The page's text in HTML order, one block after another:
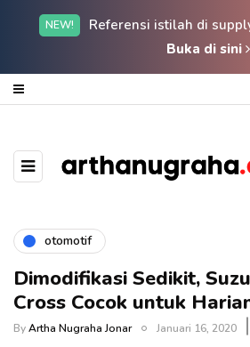
NEW!
Referensi istilah di
Buka di sini
otomotif
Dimodifikasi Sedikit,
Cross Cocok untuk
ByArtha Nugraha Jonar Januari 16, 2020